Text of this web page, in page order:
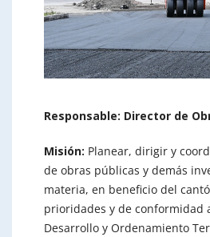
Responsable: Director de
Misión: Planear, dirigir y
de obras públicas y demás
materia, en beneficio del
prioridades y de conformidad
Desarrollo y Ordenamiento